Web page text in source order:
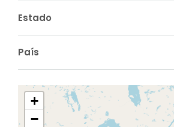
Estado
País
+
−